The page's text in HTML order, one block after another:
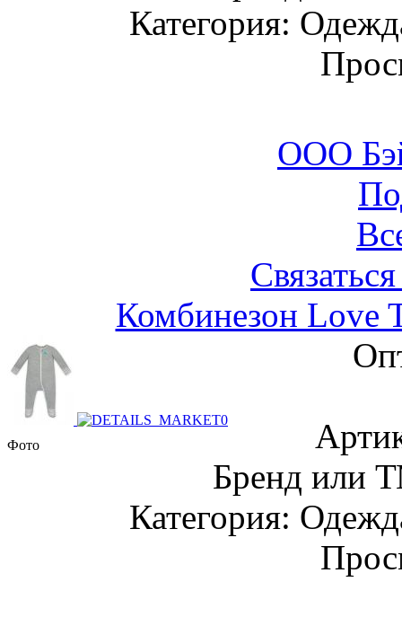
Категория:
ООО
Комбинезон Love
Фото
Бренд или
Категория: